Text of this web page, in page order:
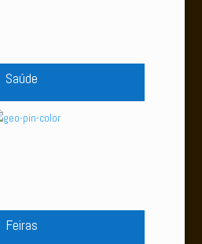
Saúde
Feiras